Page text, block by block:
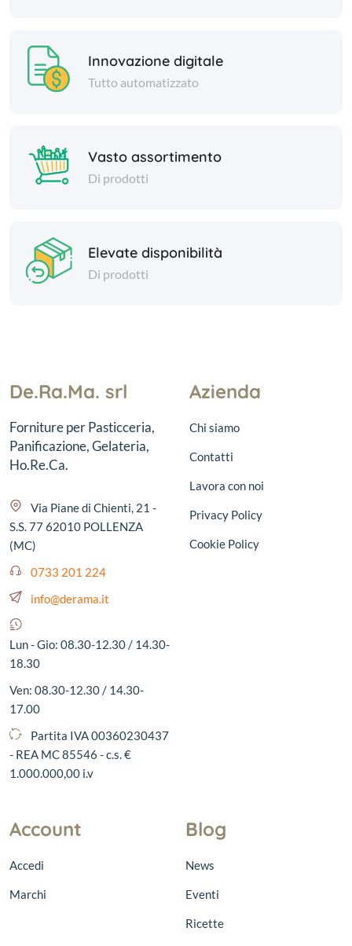
Innovazione digitale
Tutto automatizzato
Vasto assortimento
Di prodotti
Elevate disponibilità
Di prodotti
De.Ra.Ma. srl
Forniture per Pasticceria,
Panificazione, Gelateria,
Ho.Re.Ca.
Via Piane di Chienti, 21 -
S.S. 77 62010 POLLENZA
(MC)
0733 201 224
info@derama.it
Lun - Gio: 08.30-12.30 / 14.30-
18.30
Ven: 08.30-12.30 / 14.30-
17.00
Partita IVA 00360230437
- REA MC 85546 - c.s. €
1.000.000,00 i.v
Azienda
Chi siamo
Contatti
Lavora con noi
Privacy Policy
Cookie Policy
Account
Accedi
Marchi
Blog
News
Eventi
Ricette